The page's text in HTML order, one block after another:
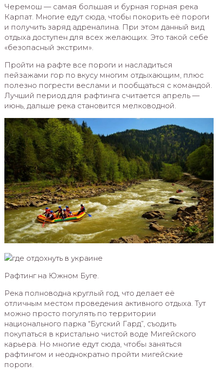
Черемош — самая большая и бурная горная река
Карпат. Многие едут сюда, чтобы покорить её пороги
и получить заряд адреналина. При этом данный вид
отдыха доступен для всех желающих. Это такой себе
«безопасный экстрим».
Пройти на рафте все пороги и насладиться
пейзажами гор по вкусу многим отдыхающим, плюс
полезно погрести веслами и пообщаться с командой.
Лучший период для рафтинга считается апрель —
июнь, дальше река становится мелководной.
Рафтинг на Южном Буге.
Река полноводна круглый год, что делает её
отличным местом проведения активного отдыха. Тут
можно просто погулять по территории
национального парка “Бугский Гард”, съодить
покупаться в кристально чистой воде Мигейского
карьера. Но многие едут сюда, чтобы заняться
рафтингом и неоднократно пройти мигейские
пороги.